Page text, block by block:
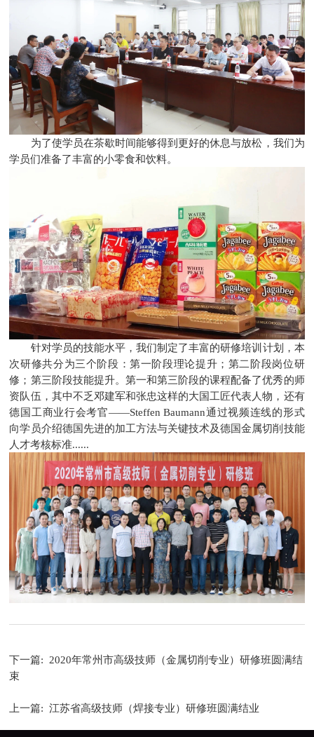
为了使学员在茶歇时间能够得到更好的休息与放松，我们为
学员们准备了丰富的小零食和饮料。
针对学员的技能水平，我们制定了丰富的研修培训计划，本
次研修共分为三个阶段：第一阶段理论提升；第二阶段岗位研
修；第三阶段技能提升。第一和第三阶段的课程配备了优秀的师
资队伍，其中不乏邓建军和张忠这样的大国工匠代表人物，还有
德国工商业行会考官——Steffen Baumann通过视频连线的形式
向学员介绍德国先进的加工方法与关键技术及德国金属切削技能
人才考核标准......
下一篇: 2020年常州市高级技师（金属切削专业）研修班圆满结
束
上一篇:江苏省高级技师（焊接专业）研修班圆满结业